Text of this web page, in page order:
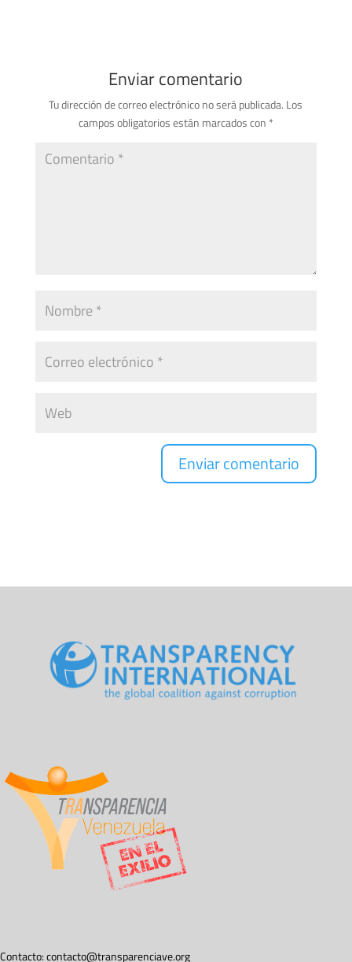
Enviar comentario
Tu dirección de correo electrónico no será publicada. Los
campos obligatorios están marcados con *
Contacto:contacto@transparenciave.org